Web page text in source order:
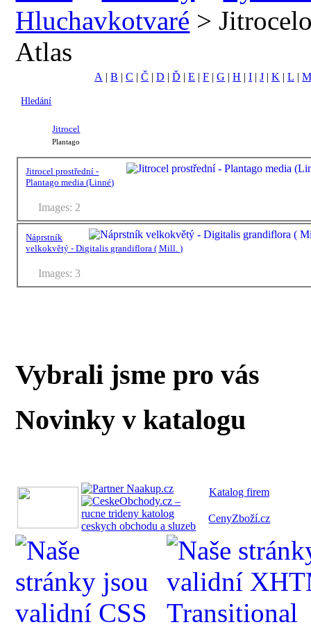
Hluchavkotvaré >
Atlas
A |B |C |Č |D |Ď |E |F |G |H |I |J |K |L |
Hledání
Jitrocel
Plantago
Jitrocel prostřední -
Plantago media (Linné)
Images: 2
Náprstník
velkokvětý - Digitalis grandiflora ( Mill. )
Images: 3
Vybrali jsme pro vás
Novinky v katalogu
Katalog firem
CenyZboží.cz